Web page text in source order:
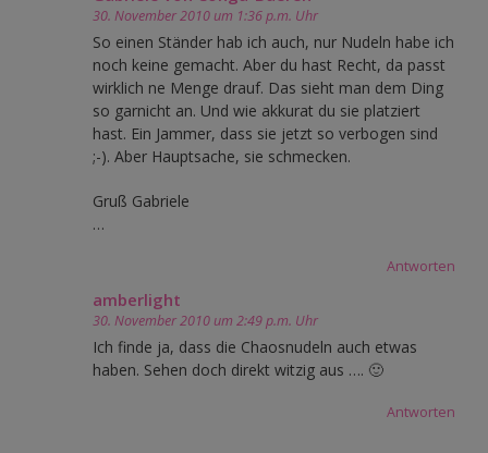
30. November 2010 um 1:36 p.m. Uhr
So einen Ständer hab ich auch, nur Nudeln habe ich
noch keine gemacht. Aber du hast Recht, da passt
wirklich ne Menge drauf. Das sieht man dem Ding
so garnicht an. Und wie akkurat du sie platziert
hast. Ein Jammer, dass sie jetzt so verbogen sind
;-). Aber Hauptsache, sie schmecken.
Gruß Gabriele
…
Antworten
amberlight
30. November 2010 um 2:49 p.m. Uhr
Ich finde ja, dass die Chaosnudeln auch etwas
haben. Sehen doch direkt witzig aus …. 🙂
Antworten